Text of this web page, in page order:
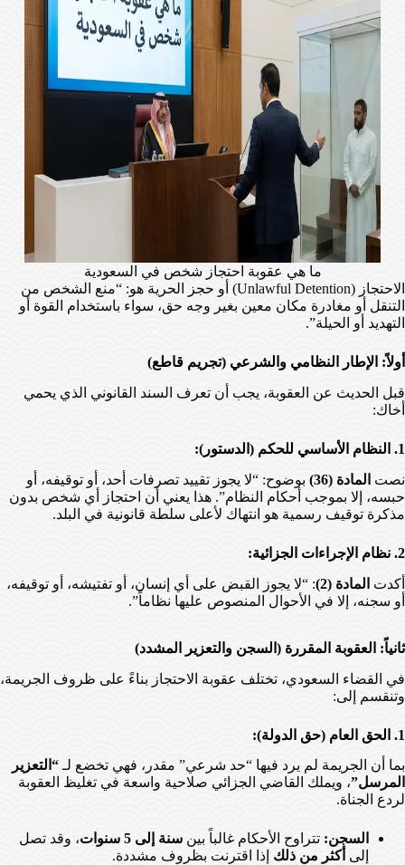
ما هي عقوبة احتجاز شخص في السعودية
الاحتجاز (Unlawful Detention) أو حجز الحرية هو: “منع الشخص من
التنقل أو مغادرة مكان معين بغير وجه حق، سواء باستخدام القوة أو
التهديد أو الحيلة”.
أولاً: الإطار النظامي والشرعي (تجريم قاطع)
قبل الحديث عن العقوبة، يجب أن تعرف السند القانوني الذي يحمي
أخاك:
1. النظام الأساسي للحكم (الدستور):
نصت المادة (36)
بوضوح: “لا يجوز تقييد تصرفات أحد، أو توقيفه، أو
حبسه، إلا بموجب أحكام النظام”. هذا يعني أن احتجاز أي شخص بدون
مذكرة توقيف رسمية هو انتهاك لأعلى سلطة قانونية في البلد.
2. نظام الإجراءات الجزائية:
أكدت المادة (2)
: “لا يجوز القبض على أي إنسان، أو تفتيشه، أو توقيفه،
أو سجنه، إلا في الأحوال المنصوص عليها نظاماً”.
ثانياً: العقوبة المقررة (السجن والتعزير المشدد)
في القضاء السعودي، تختلف عقوبة الاحتجاز بناءً على ظروف الجريمة،
وتنقسم إلى:
1. الحق العام (حق الدولة):
بما أن الجريمة لم يرد فيها “حد شرعي” مقدر، فهي تخضع لـ“التعزير
المرسل”، ويملك القاضي الجزائي صلاحية واسعة في تغليظ العقوبة
لردع الجناة.
السجن: تتراوح الأحكام غالباً بين سنة إلى 5 سنوات
، وقد تصل
إلى أكثر من ذلك إذا اقترنت بظروف مشددة.